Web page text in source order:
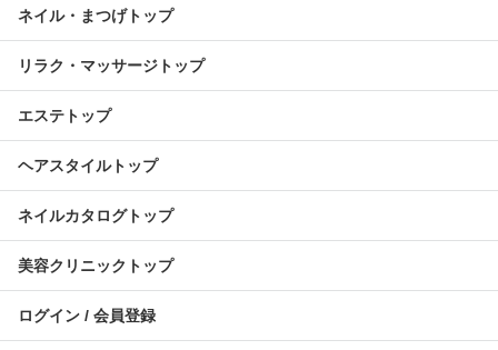
ネイル・まつげトップ
リラク・マッサージトップ
エステトップ
ヘアスタイルトップ
ネイルカタログトップ
美容クリニックトップ
ログイン / 会員登録